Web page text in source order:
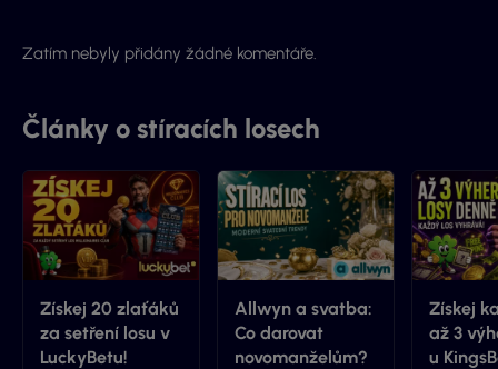
Zatím nebyly přidány žádné komentáře.
Články o stíracích losech
Získej 20 zlaťáků
za setření losu v
LuckyBetu!
Allwyn a svatba:
Co darovat
novomanželům?
Získej
až 3
u